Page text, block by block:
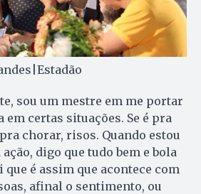
sou um mestre em me portar
certas situações. Se é pra
chorar, risos. Quando estou
digo que tudo bem e bola
é assim que acontece com
afinal o sentimento, ou